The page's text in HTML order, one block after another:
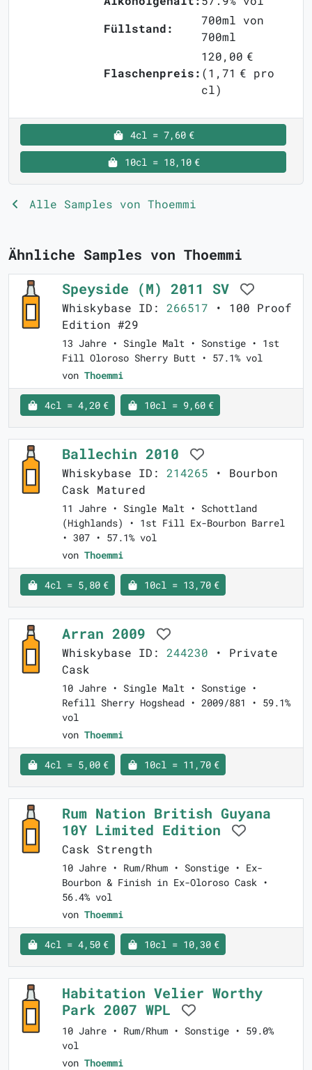
Füllstand:
700ml von
700ml
Flaschenpreis:
120,00 €
(1,71 € pro
cl)
4cl = 7,60 €
10cl = 18,10 €
Alle Samples von Thoemmi
Ähnliche Samples von Thoemmi
Speyside (M) 2011 SV
Whiskybase ID: 266517 • 100 Proof
Edition #29
13 Jahre • Single Malt • Sonstige • 1st
Fill Oloroso Sherry Butt • 57.1% vol
von Thoemmi
4cl = 4,20 € 10cl = 9,60 €
Ballechin 2010
Whiskybase ID: 214265 • Bourbon
Cask Matured
11 Jahre • Single Malt • Schottland
(Highlands) • 1st Fill Ex-Bourbon Barrel
• 307 • 57.1% vol
von Thoemmi
4cl = 5,80 € 10cl = 13,70 €
Arran 2009
Whiskybase ID: 244230 • Private
Cask
10 Jahre • Single Malt • Sonstige •
Refill Sherry Hogshead • 2009/881 • 59.1%
vol
von Thoemmi
4cl = 5,00 € 10cl = 11,70 €
Rum Nation British Guyana
10Y Limited Edition
Cask Strength
10 Jahre • Rum/Rhum • Sonstige • Ex-
Bourbon & Finish in Ex-Oloroso Cask •
56.4% vol
von Thoemmi
4cl = 4,50 € 10cl = 10,30 €
Habitation Velier Worthy
Park 2007 WPL
10 Jahre • Rum/Rhum • Sonstige • 59.0%
vol
von Thoemmi